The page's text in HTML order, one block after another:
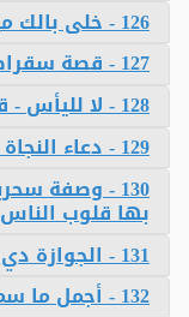
126 - خلى بالك من عاطفة أبنائك
127 - قصة سقراط مع النميمة - لعن الله النمام
128 - لا لليأس - قصة فريد الأفغاني
129 - دعاء النجاة من المهالك
130 - وصفة
بها قلوب الناس
131 - الجوازة دي مش ممكن تتم
132 - أجمل ما سمعت عن خلق الرفق